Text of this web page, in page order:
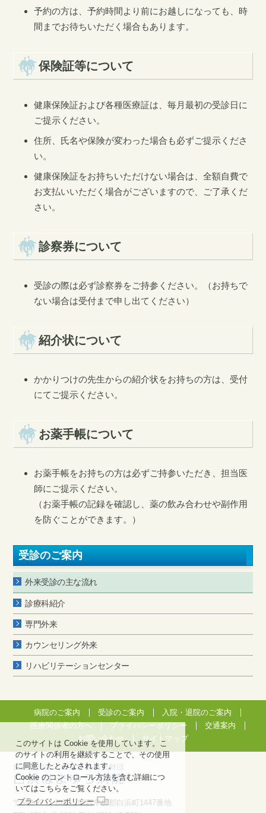
このサイトは Cookie を使用しています。こ
のサイトの利用を継続することで、その使用
に同意したとみなされます。
Cookie のコントロール方法を含む詳細につ
いてはこちらをご覧ください。
プライバシーポリシー
予約の方は、予約時間より前にお越しになっても、時
間までお待ちいただく場合もあります。
保険証等について
健康保険証および各種医療証は、毎月最初の受診日に
ご提示ください。
住所、氏名や保険が変わった場合も必ずご提示くださ
い。
健康保険証をお持ちいただけない場合は、全額自費で
お支払いいただく場合がございますので、ご了承くだ
さい。
診察券について
受診の際は必ず診察券をご持参ください。（お持ちで
ない場合は受付まで申し出てください）
紹介状について
かかりつけの先生からの紹介状をお持ちの方は、受付
にてご提示ください。
お薬手帳について
お薬手帳をお持ちの方は必ずご持参いただき、担当医
師にご提示ください。
（お薬手帳の記録を確認し、薬の飲み合わせや副作用
を防ぐことができます。）
受診のご案内
外来受診の主な流れ
診療科紹介
専門外来
カウンセリング外来
リハビリテーションセンター
病院のご案内 受診のご案内
入院・退院のご案内
医療関係者の方へ
プライバシーポリシー
交通案内
お問い合わせ
サイトマップ
〒649-2211 和歌山県西牟婁郡白浜町1447番地